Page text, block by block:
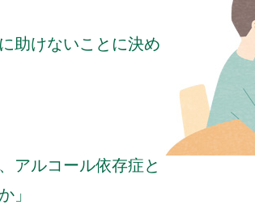
助けないことに決め
アルコール依存症と
」